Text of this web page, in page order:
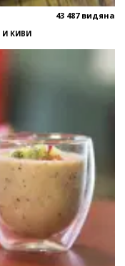
43 487 видяна
И КИВИ